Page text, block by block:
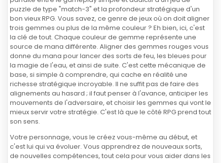
puzzle de type "match-3" et la profondeur stratégique d'un
bon vieux RPG. Vous savez, ce genre de jeux où on doit aligner
trois gemmes ou plus de la même couleur ? Eh bien, ici, c'est
la clé de tout. Chaque couleur de gemme représente une
source de mana différente. Aligner des gemmes rouges vous
donne du mana pour lancer des sorts de feu, les bleues pour
la magie de l'eau, et ainsi de suite. C'est cette mécanique de
base, si simple à comprendre, qui cache en réalité une
richesse stratégique incroyable. Il ne suffit pas de faire des
alignements au hasard ; il faut penser à l'avance, anticiper les
mouvements de l'adversaire, et choisir les gemmes qui vont le
mieux servir votre stratégie. C'est là que le côté RPG prend tout
son sens.
Votre personnage, vous le créez vous-même au début, et
c'est lui qui va évoluer. Vous apprendrez de nouveaux sorts,
de nouvelles compétences, tout cela pour vous aider dans les